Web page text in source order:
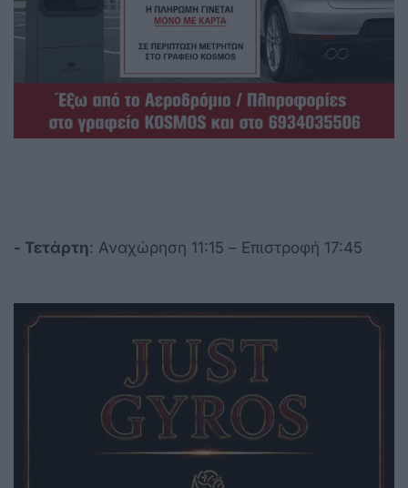
- Τετάρτη: Αναχώρηση 11:15 – Επιστροφή 17:45